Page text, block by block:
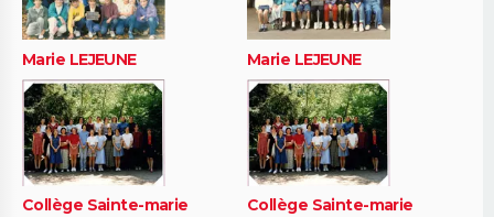
Marie LEJEUNE Marie LEJEUNE
Collège Sainte-marie Collège Sainte-marie